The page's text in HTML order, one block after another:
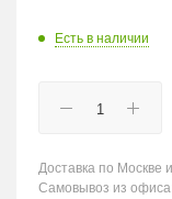
Есть в наличии
Доставка по Москве
Самовывоз из